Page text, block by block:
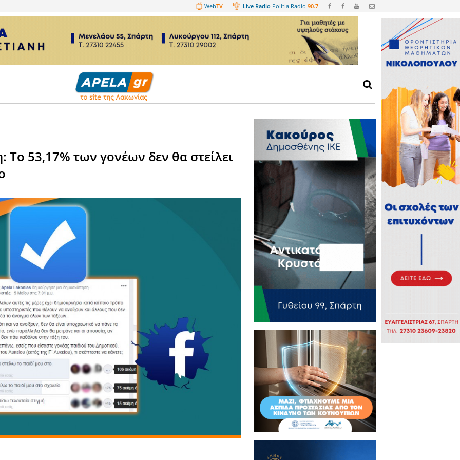
Web TV Live Radio
Το 53,17% των γονέων δεν θα στείλει
σχολείο